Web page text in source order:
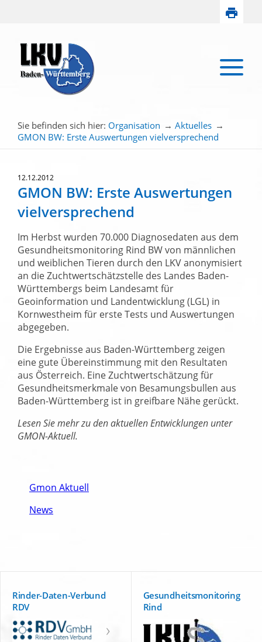
Sie befinden sich hier: Organisation → Aktuelles →
GMON BW: Erste Auswertungen vielversprechend
12.12.2012
GMON BW: Erste Auswertungen
vielversprechend
Im Herbst wurden 70.000 Diagnosedaten aus dem
Gesundheitsmonitoring Rind BW von männlichen
und weiblichen Tieren durch den LKV anonymisiert
an die Zuchtwertschätzstelle des Landes Baden-
Württembergs beim Landesamt für
Geoinformation und Landentwicklung (LGL) in
Kornwestheim für erste Tests und Auswertungen
abgegeben.
Die Ergebnisse aus Baden-Württemberg zeigen
eine gute Übereinstimmung mit den Resultaten
aus Österreich. Eine Zuchtwertschätzung für
Gesundheitsmerkmale von Besamungsbullen aus
Baden-Württemberg ist in greifbare Nähe gerückt.
Lesen Sie mehr zu den aktuellen Entwicklungen unter
GMON-Aktuell.
Gmon Aktuell
News
Rinder-Daten-Verbund
RDV
Gesundheitsmonitoring
Rind